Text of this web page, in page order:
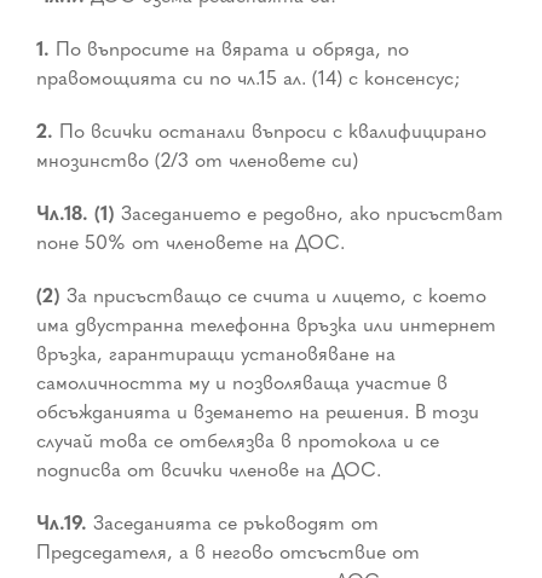
1. По въпросите на вярата и обряда, по
правомощията си по чл.15 ал. (14) с консенсус;
2. По всички останали въпроси с квалифицирано
мнозинство (2/3 от членовете си)
Чл.18. (1) Заседанието е редовно, ако присъстват
поне 50% от членовете на ДОС.
(2) За присъстващо се счита и лицето, с което
има двустранна телефонна връзка или интернет
връзка, гарантиращи установяване на
самоличността му и позволяваща участие в
обсъжданията и вземането на решения. В този
случай това се отбелязва в протокола и се
подписва от всички членове на ДОС.
Чл.19. Заседанията се ръководят от
Председателя, а в негово отсъствие от